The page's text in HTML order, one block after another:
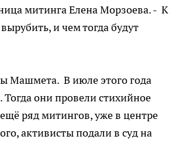
митинга Елена Морзоева. - К
и чем тогда будут
Машмета. В июле этого года
они провели стихийное
ряд митингов, уже в центре
активисты подали в суд на